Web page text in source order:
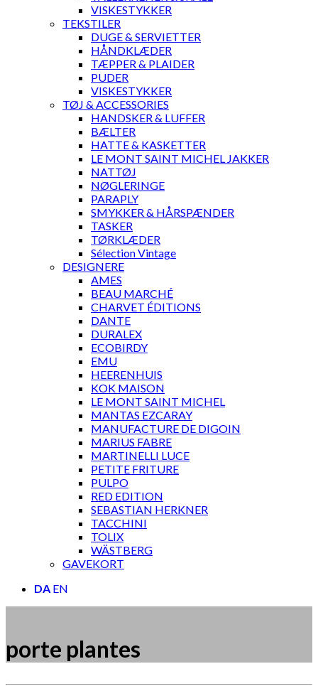
VISKESTYKKER
TEKSTILER
DUGE & SERVIETTER
HÅNDKLÆDER
TÆPPER & PLAIDER
PUDER
VISKESTYKKER
TØJ & ACCESSORIES
HANDSKER & LUFFER
BÆLTER
HATTE & KASKETTER
LE MONT SAINT MICHEL JAKKER
NATTØJ
NØGLERINGE
PARAPLY
SMYKKER & HÅRSPÆNDER
TASKER
TØRKLÆDER
Sélection Vintage
DESIGNERE
AMES
BEAU MARCHÉ
CHARVET ÉDITIONS
DANTE
DURALEX
ECOBIRDY
EMU
HEERENHUIS
KOK MAISON
LE MONT SAINT MICHEL
MANTAS EZCARAY
MANUFACTURE DE DIGOIN
MARIUS FABRE
MARTINELLI LUCE
PETITE FRITURE
PULPO
RED EDITION
SEBASTIAN HERKNER
TACCHINI
TOLIX
WÄSTBERG
GAVEKORT
DA EN
porte plantes